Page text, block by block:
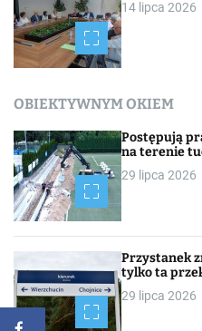
14 lipca 2026
OBIEKTYWNYM OKIEM
Postępują
na terenie
29 lipca 2026
Przystanek
tylko ta
29 lipca 2026